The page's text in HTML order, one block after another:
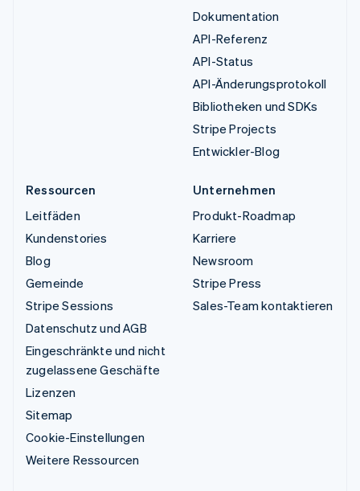
Dokumentation
API-Referenz
API-Status
API-Änderungsprotokoll
Bibliotheken und SDKs
Stripe Projects
Entwickler-Blog
Ressourcen
Leitfäden
Kundenstories
Blog
Gemeinde
Stripe Sessions
Datenschutz und AGB
Eingeschränkte und nicht
zugelassene Geschäfte
Lizenzen
Sitemap
Cookie-Einstellungen
Weitere Ressourcen
Unternehmen
Produkt-Roadmap
Karriere
Newsroom
Stripe Press
Sales-Team kontaktieren